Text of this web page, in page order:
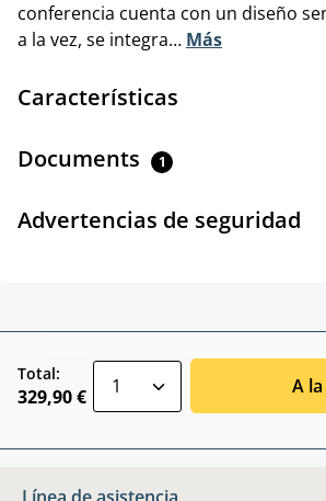
conferencia cuenta con un diseño
a la vez, se integra… Más
Características
Documents 1
Advertencias de seguridad
Total:
329,90 € A